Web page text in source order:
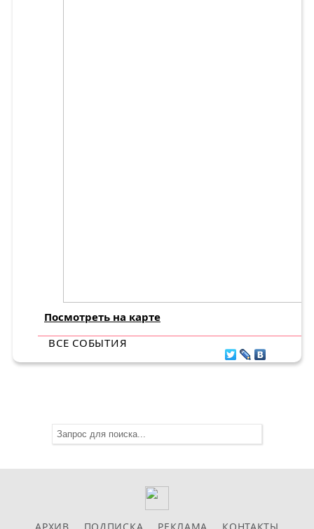
Посмотреть на карте
ВСЕ СОБЫТИЯ